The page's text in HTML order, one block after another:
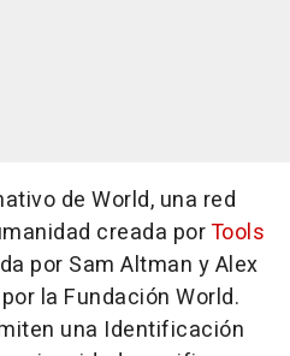
de World, una red
creada porTools
por Sam Altman y Alex
la Fundación World.
una Identificación